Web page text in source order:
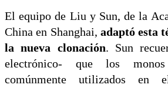
El equipo de Liu y Sun, de la
China en Shanghai, adaptó esta
la nueva clonación. Sun
electrónico- que los
comúnmente utilizados